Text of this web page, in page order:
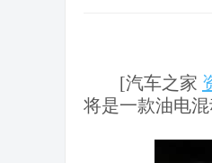
[汽车之家
将是一款油电